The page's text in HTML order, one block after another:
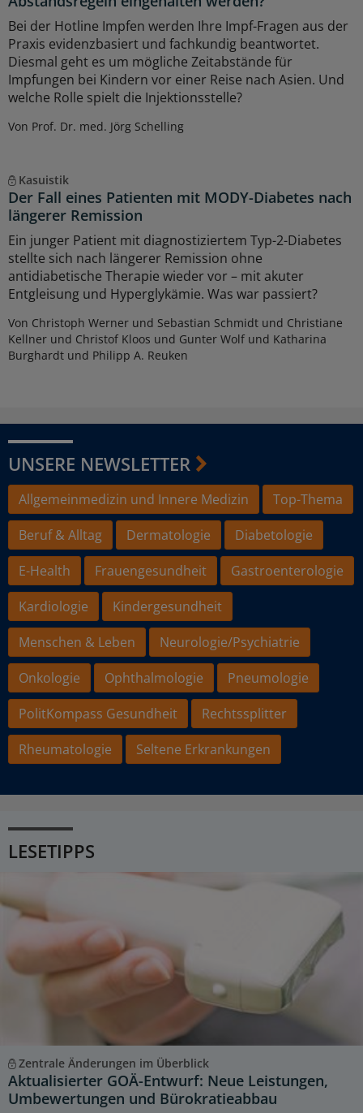
Bei der Hotline Impfen werden Ihre Impf-Fragen aus der
Praxis evidenzbasiert und fachkundig beantwortet.
Diesmal geht es um mögliche Zeitabstände für
Impfungen bei Kindern vor einer Reise nach Asien. Und
welche Rolle spielt die Injektionsstelle?
Von Prof. Dr. med. Jörg Schelling
Kasuistik
Der Fall eines Patienten mit MODY-Diabetes nach
längerer Remission
Ein junger Patient mit diagnostiziertem Typ-2-Diabetes
stellte sich nach längerer Remission ohne
antidiabetische Therapie wieder vor – mit akuter
Entgleisung und Hyperglykämie. Was war passiert?
Von Christoph Werner und Sebastian Schmidt und Christiane
Kellner und Christof Kloos und Gunter Wolf und Katharina
Burghardt und Philipp A. Reuken
UNSERE NEWSLETTER
Allgemeinmedizin und Innere Medizin
Top-Thema
Beruf & Alltag
Dermatologie
Diabetologie
E-Health
Frauengesundheit
Gastroenterologie
Kardiologie
Kindergesundheit
Menschen & Leben
Neurologie/Psychiatrie
Onkologie
Ophthalmologie
Pneumologie
PolitKompass Gesundheit
Rechtssplitter
Rheumatologie
Seltene Erkrankungen
LESETIPPS
Zentrale Änderungen im Überblick
Aktualisierter GOÄ-Entwurf: Neue Leistungen,
Umbewertungen und Bürokratieabbau